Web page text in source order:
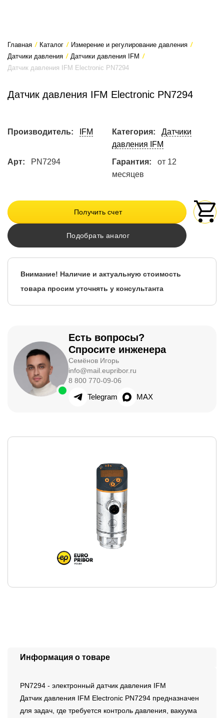
Главная / Каталог / Измерение и регулирование давления /
Датчики давления / Датчики давления IFM /
Датчик давления IFM Electronic PN7294
Датчик давления IFM Electronic PN7294
Производитель: IFM Категория:
Датчики
давления IFM
Арт: PN7294 Гарантия:
от 12
месяцев
Получить счет
Подобрать аналог
Внимание! Наличие и актуальную стоимость
товара просим уточнять у консультанта
Есть вопросы?
Спросите инженера
Семёнов Игорь
info@mail.eupribor.ru
8 800 770-09-06
Telegram MAX
Информация о товаре
PN7294 - электронный датчик давления IFM
Датчик давления IFM Electronic PN7294 предназначен
для задач, где требуется контроль давления, вакуума